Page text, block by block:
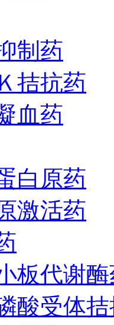
制药
拮抗药
血药
白原药
激活药
板代谢
酸受体